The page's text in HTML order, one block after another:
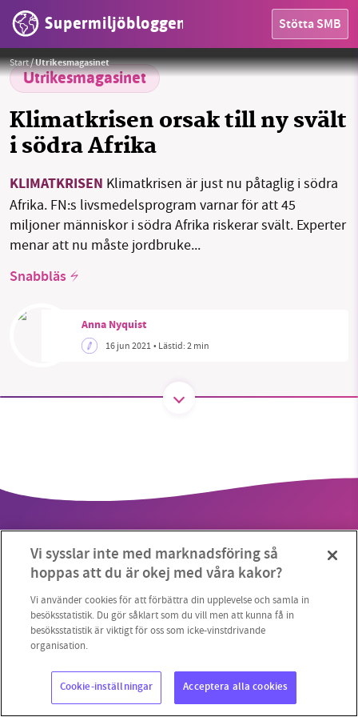
Supermiljöbloggen Stötta SMB
OMRÅDEN
MILJÖFAKTA
OM OSS
Sök Sparade inlägg Tipsa oss
Start/Utrikesmagasinet
Utrikesmagasinet
Klimatkrisen orsak till ny svält
i södra Afrika
KLIMATKRISEN Klimatkrisen är just nu påtaglig i södra
Afrika. FN:s livsmedelsprogram varnar för att 45
miljoner människor i södra Afrika riskerar svält. Experter
menar att nu måste jordbruke...
Snabbläs
Anna Nyquist
16 jun 2021• Lästid:2 min
Danie Bester från Pixabay
Copyright 2023 © Supermiljöbloggen Cookieinställningar
nyhetsbevakning och granskningar. Nu vill vi
utveckla vårt arbete – och vi hoppas att du
vill hjälpa oss.
Stötta vårt arbete genom att swisha en slant till
1231368703
Läs vad vi vill göra
Vi sysslar inte med marknadsföring så
hoppas att du är okej med våra kakor?
Vi använder cookies för att förbättra din upplevelse och samla in
besöksstatistik. Du gör såklart som du vill men att kunna få in
besöksstatistik är viktigt för oss som icke-vinstdrivande
organisation.
Cookie-inställningar Acceptera alla cookies